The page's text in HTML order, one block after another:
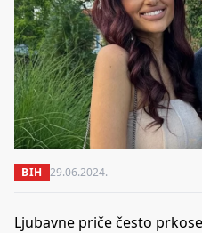
BIH 29.06.2024.
Ljubavne priče često